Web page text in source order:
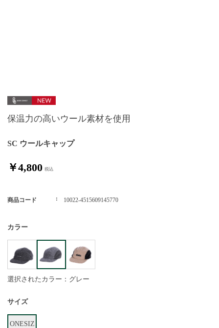
SC ウールキャップ
保温力の高いウール素材を使用
￥4,800
商品コード 10022-4515609145770
カラー
選択されたカラー：グレー
サイズ
ONESIZ